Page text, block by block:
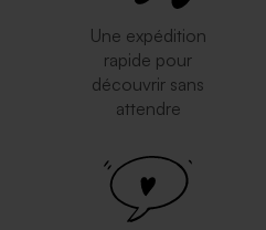
Une expédition
rapide pour
découvrir sans
attendre